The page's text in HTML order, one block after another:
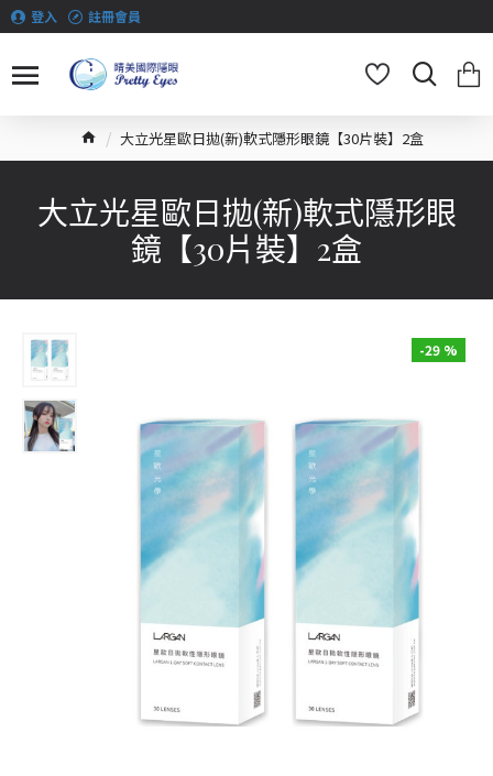
登入 註冊會員
大立光星歐日拋(新)軟式隱形眼鏡【30片裝】2盒
大立光星歐日拋(新)軟式隱形眼
鏡【30片裝】2盒
-29 %